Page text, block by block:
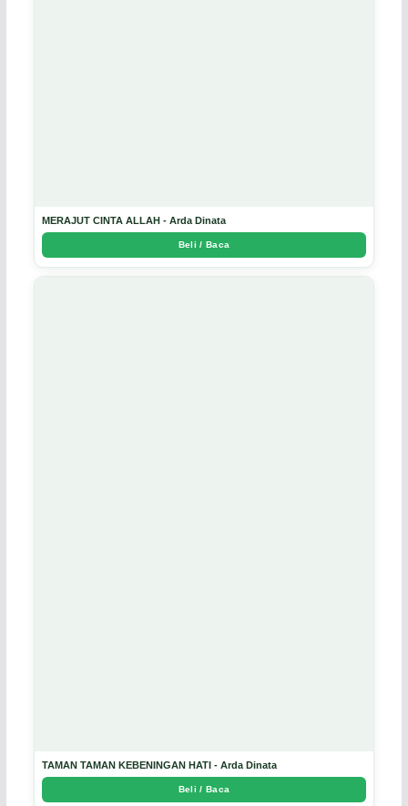
MERAJUT CINTA ALLAH - Arda Dinata
Beli / Baca
TAMAN TAMAN KEBENINGAN HATI - Arda Dinata
Beli / Baca